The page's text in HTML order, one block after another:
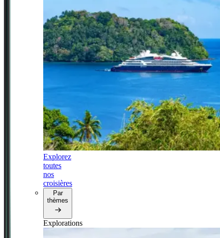
Explorez
toutes
nos
croisières
Par
thèmes
Explorations